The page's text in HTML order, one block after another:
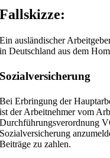
Fallskizze:
Ein ausländischer
in Deutschland aus dem
Sozialversicherung
Bei Erbringung der
ist der Arbeitnehmer vom
Durchführungsverordnung
Sozialversicherung
Beiträge zu zahlen.